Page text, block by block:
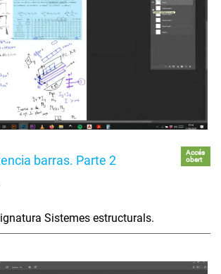
barras. Parte 2
Accés
obert
Sistemes estructurals.